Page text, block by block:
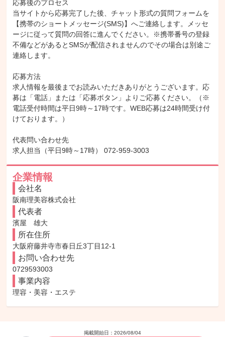
応募後のプロセス
当サイトから応募完了した後、チャット形式の質問フォームを
【携帯のショートメッセージ(SMS)】へご連絡します。メッセ
ージに従って質問の回答に進んでください。※携帯番号の登録
不備などがあるとSMSが配信されませんのでその場合は別途ご
連絡します。
応募方法
求人情報を最後までお読みいただきありがとうございます。応
募は「電話」または「応募ボタン」よりご応募ください。（※
電話受付時間は平日9時～17時です。WEB応募は24時間受け付
けております。）
代表問い合わせ先
求人担当（平日9時～17時） 072-959-3003
企業情報
会社名
阪南理美容株式会社
代表者
濱屋　雄大
所在住所
大阪府藤井寺市春日丘3丁目12-1
お問い合わせ先
0729593003
事業内容
理容・美容・エステ
掲載開始日： 2026/08/04